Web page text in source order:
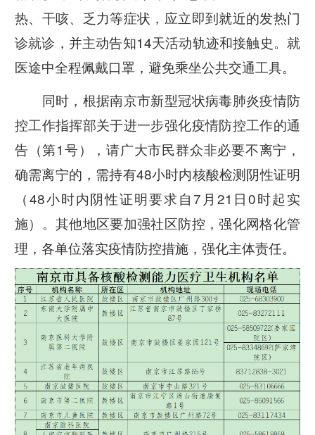
热、干咳、乏力等症状，应立即到就近的发热门
诊就诊，并主动告知14天活动轨迹和接触史。就
医途中全程佩戴口罩，避免乘坐公共交通工具。
同时，根据南京市新型冠状病毒肺炎疫情防
控工作指挥部关于进一步强化疫情防控工作的通
告（第1号），请广大市民群众非必要不离宁，
确需离宁的，需持有48小时内核酸检测阴性证明
（48小时内阴性证明要求自7月21日0时起实
施）。其他地区要加强社区防控，强化网格化管
理，各单位落实疫情防控措施，强化主体责任。